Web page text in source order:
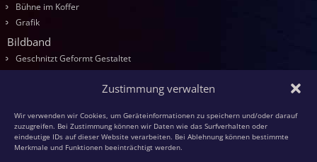
Zustimmung verwalten
Wir verwenden wir Cookies, um Geräteinformationen zu speichern und/oder darauf
zuzugreifen. Bei Zustimmung können wir Daten wie das Surfverhalten oder
eindeutige IDs auf dieser Website verarbeiten. Bei Ablehnung können bestimmte
Merkmale und Funktionen beeinträchtigt werden.
Bühne im Koffer
Grafik
Bildband
Geschnitzt Geformt Gestaltet
Schnitzen
Modellieren